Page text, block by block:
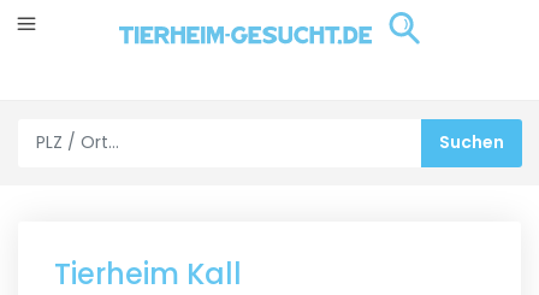
Tierheim Kall